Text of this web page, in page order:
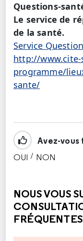
Questions-
Le service de
de la santé.
Service
http://
programme/
sante/
Avez-
OUI / NON
NOUS VOUS